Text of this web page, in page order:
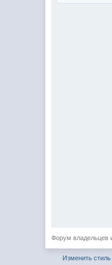
Форум владельцев
Изменить стиль